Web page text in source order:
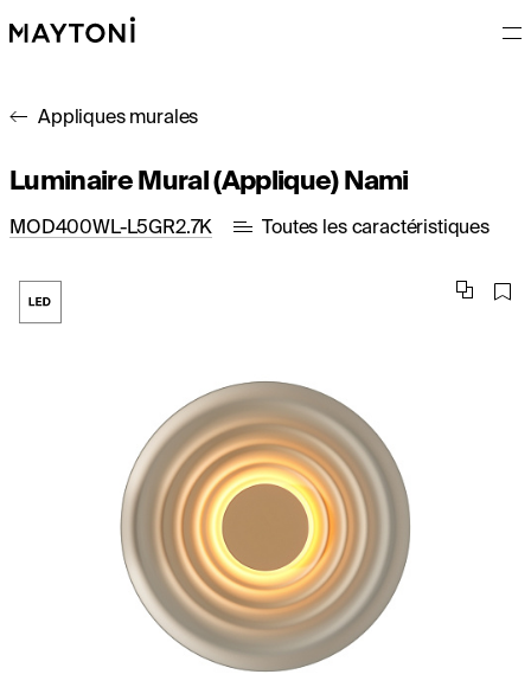
Appliques murales
Luminaire Mural (Applique) Nami
MOD400WL-L5GR2.7K Toutes les caractéristiques